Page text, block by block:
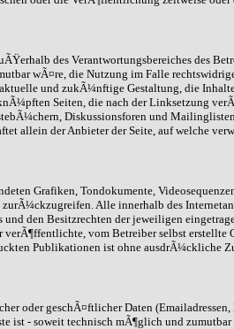
des Verantwortungsbereiches des
wÃ¤re, die Nutzung im Falle
und zukÃ¼nftige Gestaltung, die
Seiten, die nach der Linksetzung
Diskussionsforen und
allein der Anbieter der Seite, auf welche
Grafiken, Tondokumente,
Alle innerhalb des
den Besitzrechten der jeweiligen
vom Betreiber selbst
Publikationen ist ohne ausdrÃ¼ckliche
oder geschÃ¤ftlicher Daten
- soweit technisch mÃ¶glich und